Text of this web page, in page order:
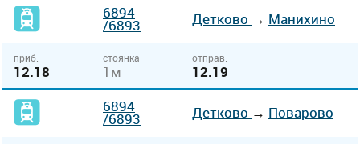
6894
/6893 Детково → Манихино
приб.
12.18
стоянка
1м
отправ.
12.19
6894
/6893 Детково → Поварово